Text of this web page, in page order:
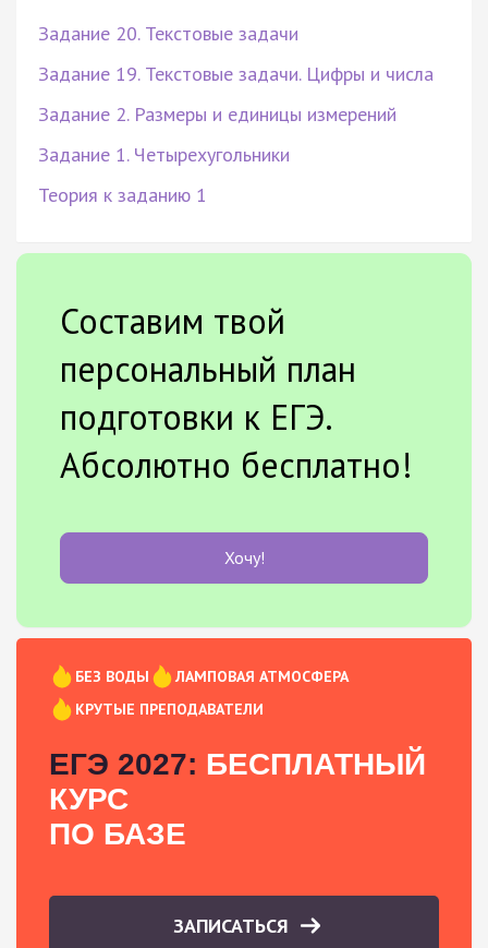
Задание 20. Текстовые задачи
Задание 19. Текстовые задачи. Цифры и числа
Задание 2. Размеры и единицы измерений
Задание 1. Четырехугольники
Теория к заданию 1
Составим твой
персональный план
подготовки к ЕГЭ.
Абсолютно бесплатно!
Хочу!
БЕЗ ВОДЫ
ЛАМПОВАЯ АТМОСФЕРА
КРУТЫЕ ПРЕПОДАВАТЕЛИ
ЕГЭ 2027: БЕСПЛАТНЫЙ
КУРС
ПО БАЗЕ
ЗАПИСАТЬСЯ